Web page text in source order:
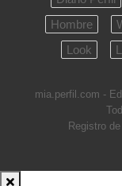
Hombre
Look
mia.perfil.com -
Registro